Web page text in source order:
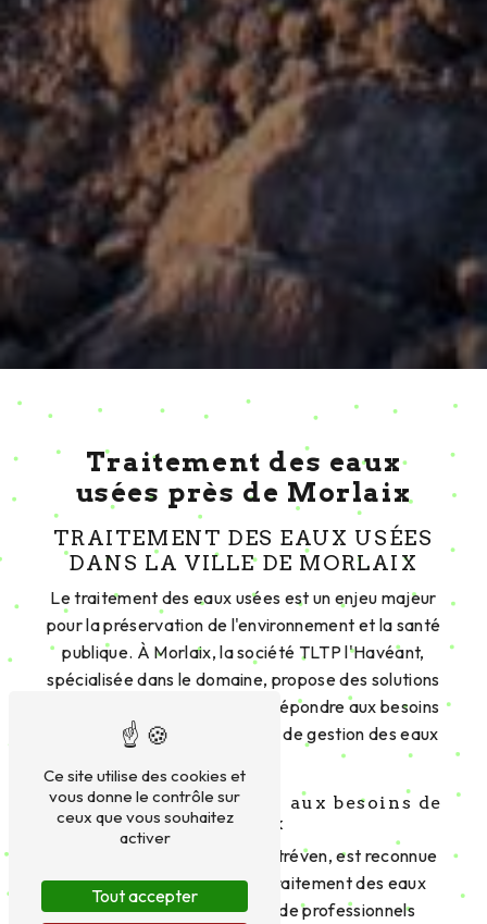
Traitement des eaux
usées près de Morlaix
TRAITEMENT DES EAUX USÉES
DANS LA VILLE DE MORLAIX
Le traitement des eaux usées est un enjeu majeur
pour la préservation de l'environnement et la santé
publique. À Morlaix, la société TLTP l'Havéant,
spécialisée dans le domaine, propose des solutions
innovantes et efficaces pour répondre aux besoins
de la communauté en matière de gestion des eaux
Des solutions adaptées aux besoins de
Morlaix
TLTP l'Havéant, située à Coatréven, est reconnue
pour son expertise dans le traitement des eaux
usées. Grâce à son équipe de professionnels
Ce site utilise des cookies et
vous donne le contrôle sur
ceux que vous souhaitez
activer
Tout accepter